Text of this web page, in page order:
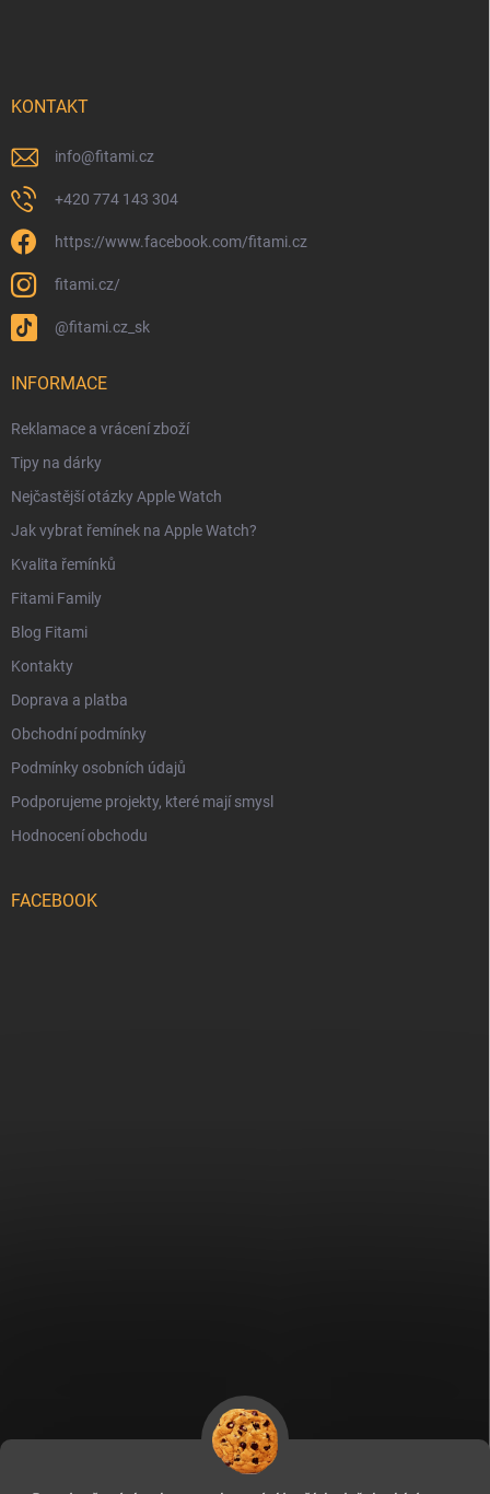
KONTAKT
info@fitami.cz
+420 774 143 304
https://www.facebook.com/fitami.cz
fitami.cz/
@fitami.cz_sk
INFORMACE
Reklamace a vrácení zboží
Tipy na dárky
Nejčastější otázky Apple Watch
Jak vybrat řemínek na Apple Watch?
Kvalita řemínků
Fitami Family
Blog Fitami
Kontakty
Doprava a platba
Obchodní podmínky
Podmínky osobních údajů
Podporujeme projekty, které mají smysl
Hodnocení obchodu
FACEBOOK
Fitami.sk Fitami.hu